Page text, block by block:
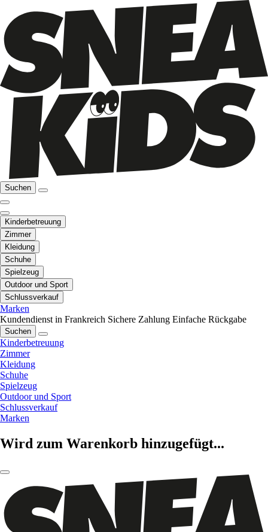
Suchen
Kinderbetreuung
Zimmer
Kleidung
Schuhe
Spielzeug
Outdoor und Sport
Schlussverkauf
Marken
Kundendienst in Frankreich Sichere Zahlung Einfache Rückgabe
Suchen
Kinderbetreuung
Zimmer
Kleidung
Schuhe
Spielzeug
Outdoor und Sport
Schlussverkauf
Marken
Wird zum Warenkorb hinzugefügt...